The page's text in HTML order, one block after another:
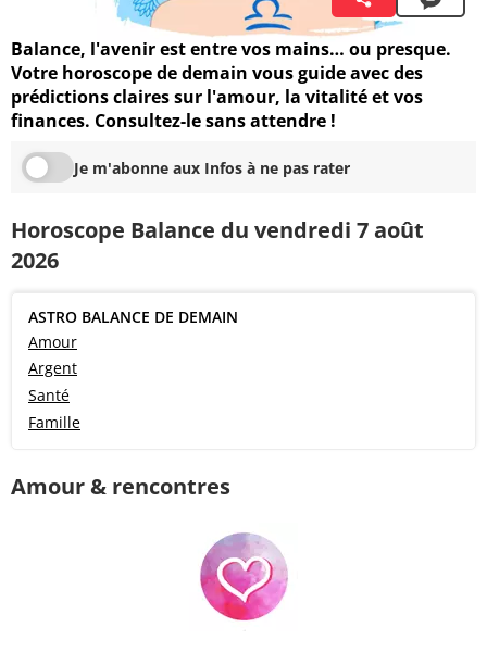
6 août 2026 00:06
Balance, l'avenir est entre vos mains… ou presque.
Votre horoscope de demain vous guide avec des
prédictions claires sur l'amour, la vitalité et vos
finances. Consultez-le sans attendre !
Je m'abonne aux Infos à ne pas rater
Horoscope Balance du vendredi 7 août
2026
ASTRO BALANCE DE DEMAIN
Amour
Argent
Santé
Famille
Amour & rencontres